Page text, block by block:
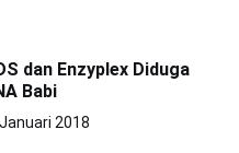
dan Enzyplex Diduga
Babi
2018